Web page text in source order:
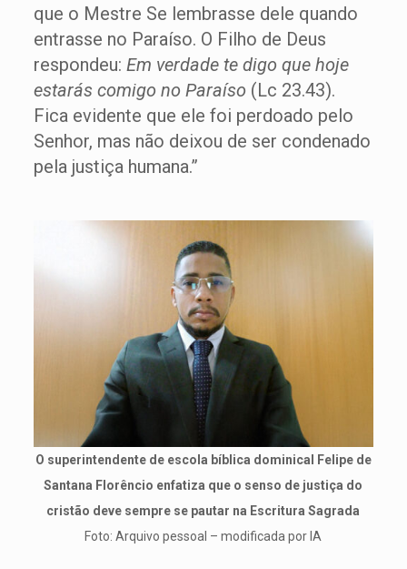
que o Mestre Se lembrasse dele quando
entrasse no Paraíso. O Filho de Deus
respondeu: Em verdade te digo que hoje
estarás comigo no Paraíso (Lc 23.43).
Fica evidente que ele foi perdoado pelo
Senhor, mas não deixou de ser condenado
pela justiça humana.”
O superintendente de escola bíblica dominical Felipe de
Santana Florêncio enfatiza que o senso de justiça do
cristão deve sempre se pautar na Escritura Sagrada
Foto: Arquivo pessoal – modificada por IA